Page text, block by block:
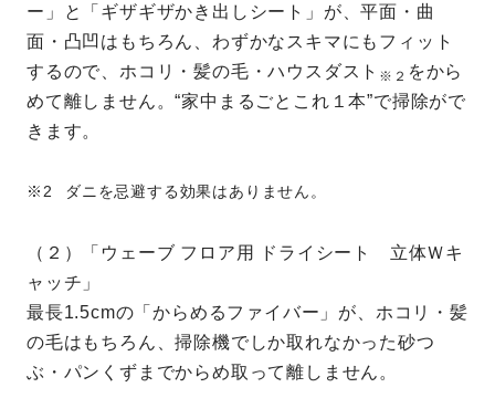
ー」と「ギザギザかき出しシート」が、平面・曲
面・凸凹はもちろん、わずかなスキマにもフィット
するので、ホコリ・髪の毛・ハウスダスト ※２ をから
めて離しません。“家中まるごとこれ１本”で掃除がで
きます。
ダニを忌避する効果はありません。
（２）「ウェーブ フロア用 ドライシート 立体Ｗキ
ャッチ」
最長1.5cmの「からめるファイバー」が、ホコリ・髪
の毛はもちろん、掃除機でしか取れなかった砂つ
ぶ・パンくずまでからめ取って離しません。